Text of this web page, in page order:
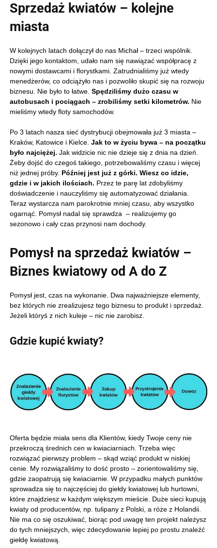
Sprzedaż kwiatów – kolejne
miasta
W kolejnych latach dołączył do nas Michał – trzeci wspólnik.
Dzięki jego kontaktom, udało nam się nawiązać współpracę z
nowymi dostawcami i florystkami. Zatrudnialiśmy już wtedy
menedżerów, co odciążyło nas i pozwoliło skupić się na rozwoju
biznesu. Nie było to łatwe. Spędziliśmy dużo czasu w
autobusach i pociągach – zrobiliśmy setki kilometrów. Nie
mieliśmy wtedy floty samochodów.
Po 3 latach nasza sieć dystrybucji obejmowała już 3 miasta –
Kraków, Katowice i Kielce. Jak to w życiu bywa – na początku
było najciężej. Jak widzicie nic nie dzieje się z dnia na dzień.
Żeby dojść do czegoś takiego, potrzebowaliśmy czasu i więcej
niż jednej próby. Później jest już z górki. Wiesz co idzie,
gdzie i w jakich ilościach. Przez te parę lat zdobyliśmy
doświadczenie i nauczyliśmy się automatyzować działania.
Teraz wystarcza nam parokrotnie mniej czasu, aby wszystko
ogarnąć. Pomysł nadal się sprawdza – realizujemy go
sezonowo i cały czas przynosi nam dochody.
Pomysł na sprzedaż kwiatów –
Biznes kwiatowy od A do Z
Pomysł jest, czas na wykonanie. Dwa najważniejsze elementy,
bez których nie zrealizujesz tego biznesu to produkt i sprzedaż.
Jeżeli któryś z nich kuleje – nic nie zarobisz.
Gdzie kupić kwiaty?
Oferta będzie miała sens dla Klientów, kiedy Twoje ceny nie
przekroczą średnich cen w kwiaciarniach. Trzeba więc
rozwiązać pierwszy problem – skąd wziąć produkt w niskiej
cenie. My rozwiązaliśmy to dość prosto – zorientowaliśmy się,
gdzie zaopatrują się kwiaciarnie. W przypadku małych punktów
sprowadza się to najczęściej do giełdy kwiatowej lub hurtowni,
które znajdziesz w każdym większym mieście. Duże sieci kupują
kwiaty od producentów, np. tulipany z Polski, a róże z Holandii.
Nie ma co się oszukiwać, biorąc pod uwagę ten projekt należysz
do tych mniejszych, więc zdecydowanie lepiej po prostu znaleźć
giełdę kwiatową.